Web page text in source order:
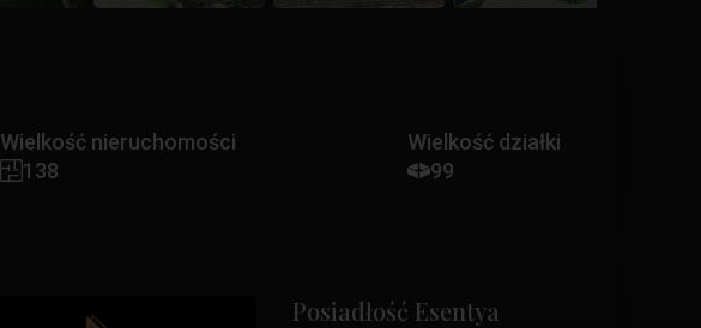
Wielkość nieruchomości
138
Wielkość działki
99
Posiadłość Esentya